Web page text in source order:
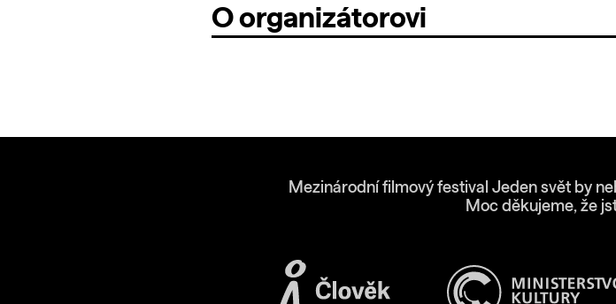
O organizátorovi
Mezinárodní filmový festival Jeden svět by
Moc děkujeme, že